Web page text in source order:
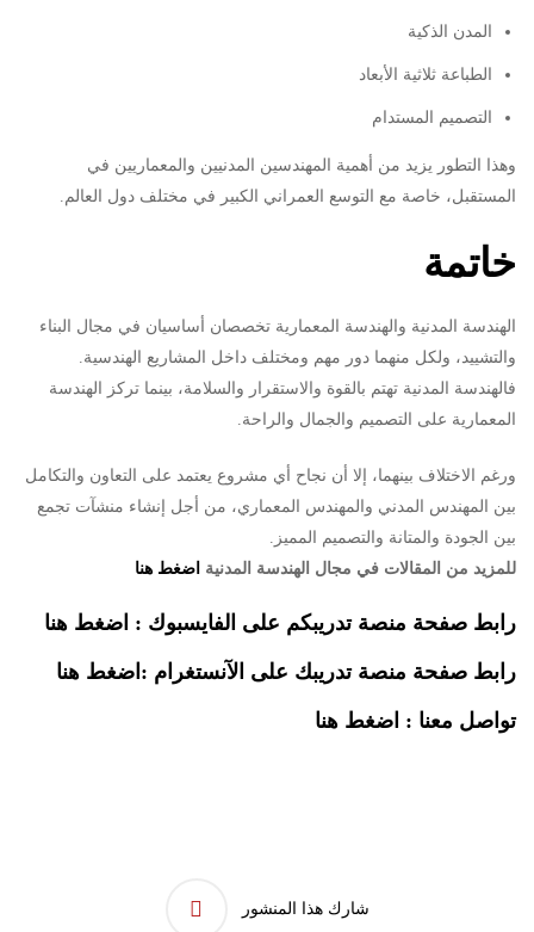
المدن الذكية
الطباعة ثلاثية الأبعاد
التصميم المستدام
وهذا التطور يزيد من أهمية المهندسين المدنيين والمعماريين في
المستقبل، خاصة مع التوسع العمراني الكبير في مختلف دول العالم.
خاتمة
الهندسة المدنية والهندسة المعمارية تخصصان أساسيان في مجال البناء
والتشييد، ولكل منهما دور مهم ومختلف داخل المشاريع الهندسية.
فالهندسة المدنية تهتم بالقوة والاستقرار والسلامة، بينما تركز الهندسة
المعمارية على التصميم والجمال والراحة.
ورغم الاختلاف بينهما، إلا أن نجاح أي مشروع يعتمد على التعاون والتكامل
بين المهندس المدني والمهندس المعماري، من أجل إنشاء منشآت تجمع
بين الجودة والمتانة والتصميم المميز.
للمزيد من المقالات في مجال الهندسة المدنية اضغط هنا
رابط صفحة منصة تدريبكم على الفايسبوك : اضغط هنا
رابط صفحة منصة تدريبك على الآنستغرام : اضغط هنا
تواصل معنا : اضغط هنا
شارك هذا المنشور